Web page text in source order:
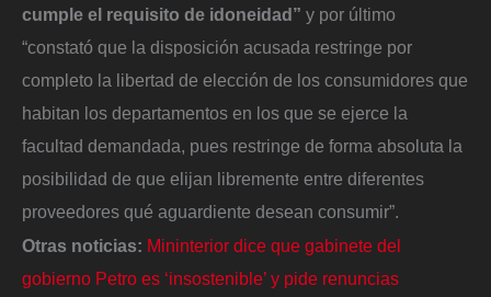
cumple el requisito de idoneidad” y por último
“constató que la disposición acusada restringe por
completo la libertad de elección de los consumidores que
habitan los departamentos en los que se ejerce la
facultad demandada, pues restringe de forma absoluta la
posibilidad de que elijan libremente entre diferentes
proveedores qué aguardiente desean consumir”.
Otras noticias: Mininterior dice que gabinete del
gobierno Petro es ‘insostenible’ y pide renuncias